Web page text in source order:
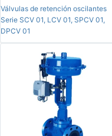
Válvulas de retención oscilantes
Serie SCV 01, LCV 01, SPCV 01,
DPCV 01